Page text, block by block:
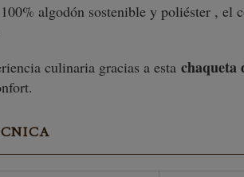
algodón sostenible y poliéster , el
culinaria gracias a esta chaqueta